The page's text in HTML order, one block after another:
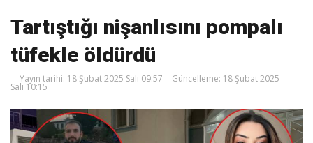
Tartıştığı nişanlısını pompalı
tüfekle öldürdü
Yayın tarihi: 18 Şubat 2025 Salı 09:57 Güncelleme: 18 Şubat 2025
Salı 10:15